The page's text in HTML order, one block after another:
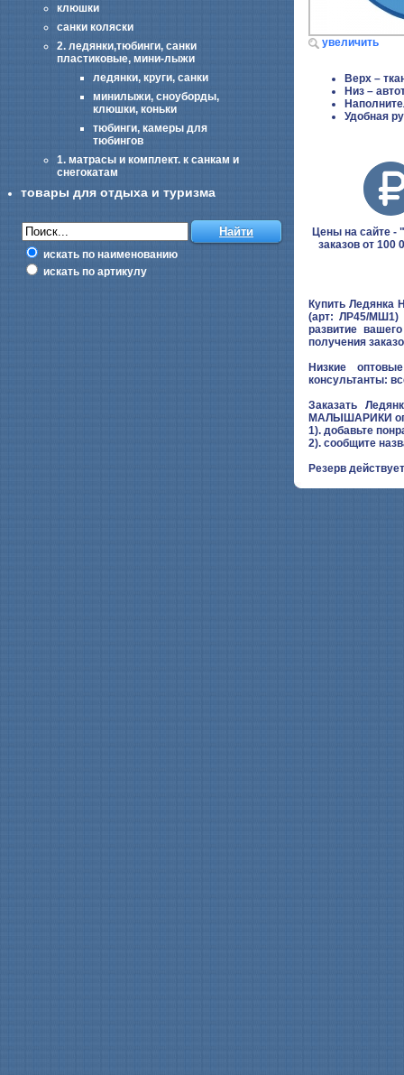
клюшки
санки коляски
2. ледянки,тюбинги, санки
пластиковые, мини-лыжи
ледянки, круги, санки
минилыжи, сноуборды,
клюшки, коньки
тюбинги, камеры для
тюбингов
1. матрасы и комплект. к санкам и
снегокатам
товары для отдыха и туризма
искать по наименованию
искать по артикулу
увеличить
Верх –
Низ –
Удобная
Цены на сайте -
заказов от 100
Купить
(арт: ЛР45/МШ1)
развитие
получения
Низкие
консультанты:
Заказать
МАЛЫШАРИКИ
1). добавьте
2). сообщите
Резерв